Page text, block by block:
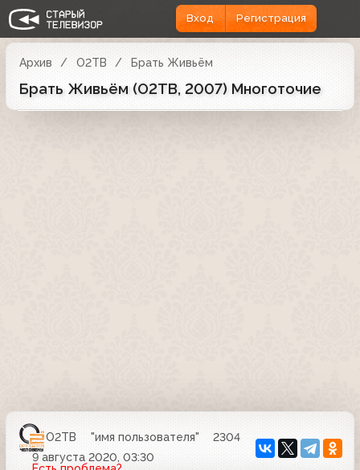
Вход Регистрация
Архив О2ТВ Брать Живьём
Брать Живьём (О2ТВ, 2007) Многоточие
О2ТВ "имя пользователя"
2304
9 августа 2020, 03:30